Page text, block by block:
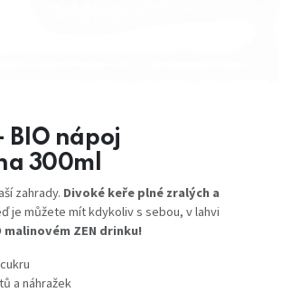
BIO nápoj
300ml
zahrady. Divoké keře plné zralých a
je můžete mít kdykoliv s sebou, v lahvi
malinovém ZEN drinku!
a náhražek